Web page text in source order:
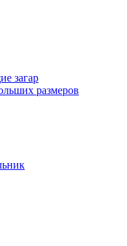
загар
размеров